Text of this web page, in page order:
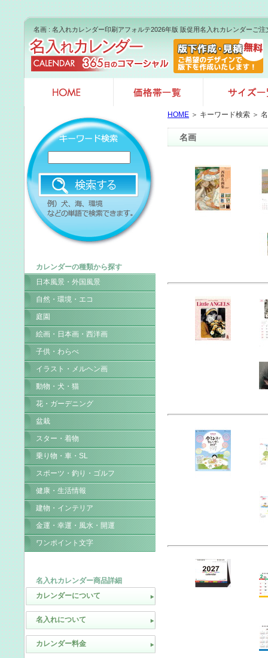
名画 : 名入れカレンダー印刷アフォルテ2026年版 販促用名入れカレンダーご注
カレンダーの種類から探す
日本風景・外国風景
自然・環境・エコ
庭園
絵画・日本画・西洋画
子供・わらべ
イラスト・メルヘン画
動物・犬・猫
花・ガーデニング
盆栽
スター・着物
乗り物・車・SL
スポーツ・釣り・ゴルフ
健康・生活情報
建物・インテリア
金運・幸運・風水・開運
ワンポイント文字
名入れカレンダー商品詳細
カレンダーについて
名入れについて
カレンダー料金
HOME ＞ キーワード検索 ＞
名画